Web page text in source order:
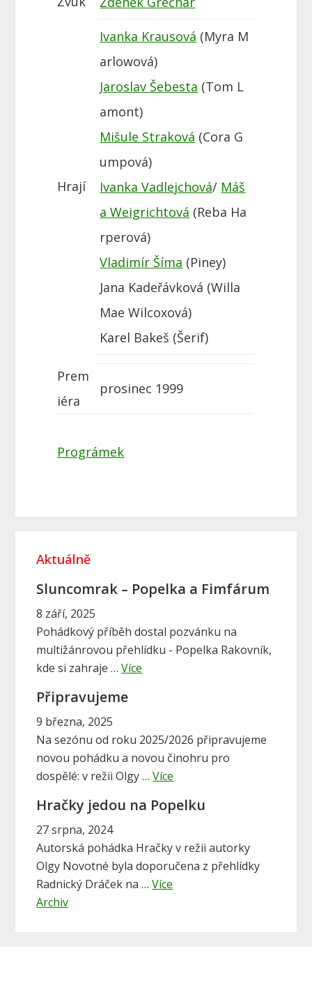
Hrají
Ivanka Krausová (Myra M
arlowová)
Jaroslav Šebesta (Tom L
amont)
Mišule Straková (Cora G
umpová)
Ivanka Vadlejchová/ Máš
a Weigrichtová (Reba Ha
rperová)
Vladimír Šíma (Piney)
Jana Kadeřávková (Willa
Mae Wilcoxová)
Karel Bakeš (Šerif)
Prem
iéra
prosinec 1999
Prográmek
Aktuálně
Sluncomrak – Popelka a Fimfárum
8 září, 2025
Pohádkový příběh dostal pozvánku na
multižánrovou přehlídku - Popelka Rakovník,
kde si zahraje …Více
t
S
l
n
o
m
r
Připravujeme
9 března, 2025
Na sezónu od roku 2025/2026 připravujeme
novou pohádku a novou činohru pro
dospělé: v režii Olgy …Více
o
t
P
Hračky jedou na Popelku
27 srpna, 2024
Autorská pohádka Hračky v režii autorky
Olgy Novotné byla doporučena z přehlídky
Radnický Dráček na …Více
Archiv